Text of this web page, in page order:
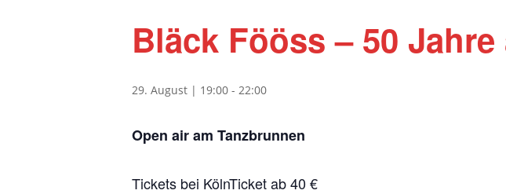
Bläck Fööss – 50
29. August | 19:00 - 22:00
Open air am Tanzbrunnen
Tickets bei KölnTicket ab 40 €